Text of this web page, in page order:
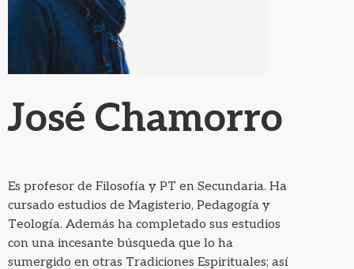
José Chamorro
Es profesor de Filosofía y PT en Secundaria. Ha
cursado estudios de Magisterio, Pedagogía y
Teología. Además ha completado sus estudios
con una incesante búsqueda que lo ha
sumergido en otras Tradiciones Espirituales; así